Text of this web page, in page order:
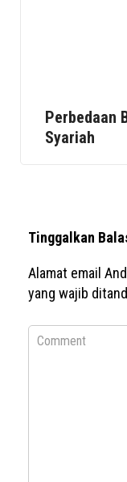
Perbedaan
Syariah
Tinggalkan
Alamat email
yang wajib